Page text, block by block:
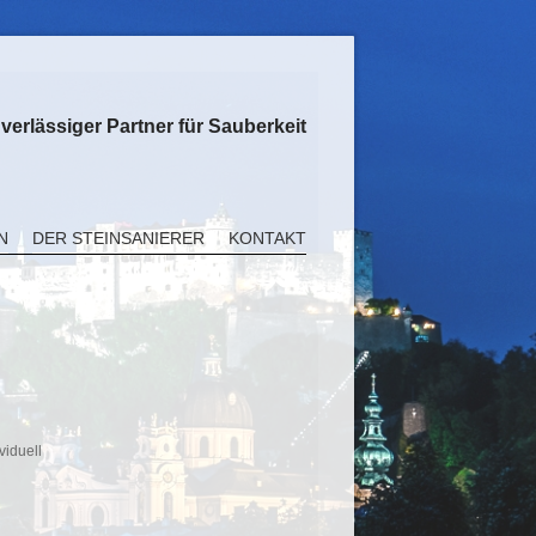
Partner für Sauberkeit
DER STEINSANIERER KONTAKT